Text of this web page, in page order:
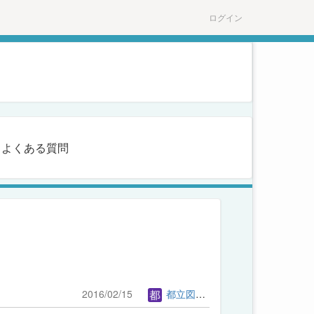
ログイン
よくある質問
2016/02/15 都立図書館管理者